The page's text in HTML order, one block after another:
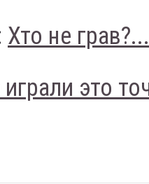
Хто не грав?...
это